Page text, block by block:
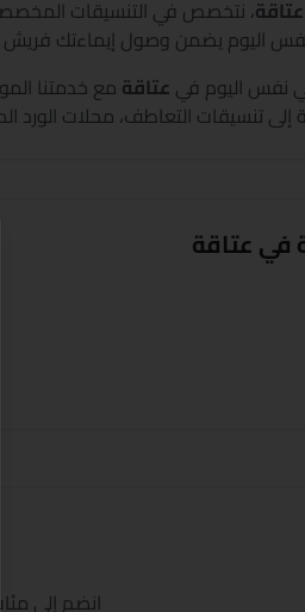
عتاقة،نتخصص في التنسيقات
نفس اليوم يضمن وصول إيماءتك
نفس اليوم في عتاقة مع خدمتنا
تنسيقات التعاطف، محلات الورد
فيعتاقة
انضم إلى